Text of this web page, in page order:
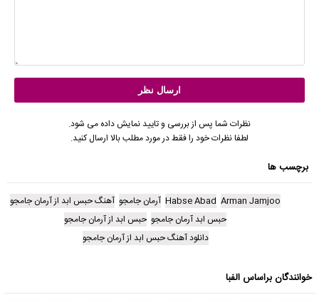
نظرات شما پس از بررسی و تایید نمایش داده می شود.
لطفا نظرات خود را فقط در مورد مطلب بالا ارسال کنید.
برچسب ها
Arman Jamjoo
Habse Abad آرمان جامجو آهنگ حبس ابد از آرمان جامجو
حبس ابد آرمان جامجو حبس ابد از آرمان جامجو
دانلود آهنگ حبس ابد از آرمان جامجو
خوانندگان براساس الفبا